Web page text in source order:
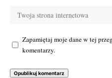
Zapamiętaj moje dane w tej
komentarzy.